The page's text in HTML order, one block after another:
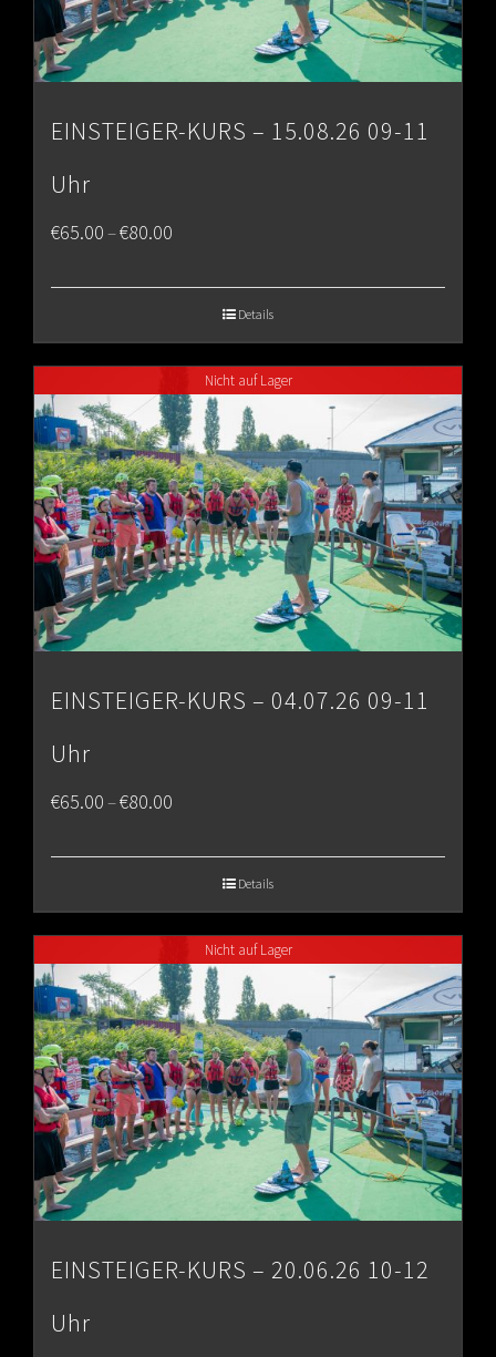
EINSTEIGER-KURS – 15.08.26 09-11
Uhr
€65.00–€80.00
€80.00
Details
Nicht auf Lager
EINSTEIGER-KURS – 04.07.26 09-11
Uhr
€65.00–€80.00
€80.00
Details
Nicht auf Lager
EINSTEIGER-KURS – 20.06.26 10-12
Uhr